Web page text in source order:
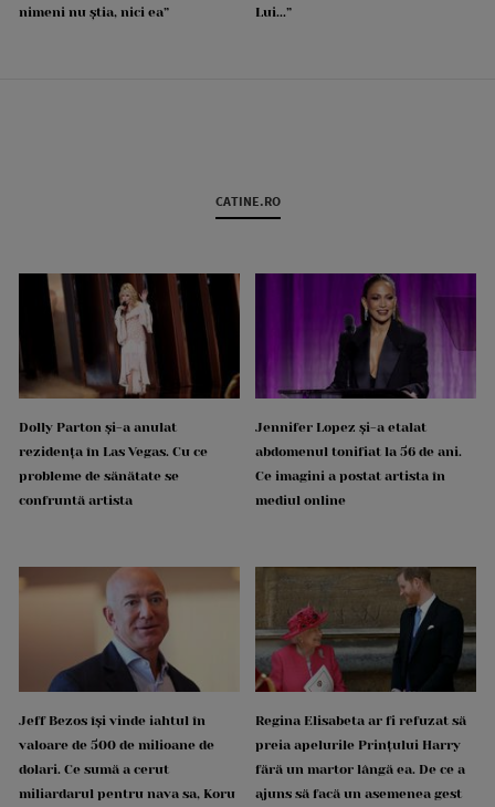
nimeni nu știa, nici ea”
Lui...”
CATINE.RO
Dolly Parton și-a anulat
rezidența în Las Vegas. Cu ce
probleme de sănătate se
confruntă artista
Jennifer Lopez și-a etalat
abdomenul tonifiat la 56 de ani.
Ce imagini a postat artista în
mediul online
Jeff Bezos își vinde iahtul în
valoare de 500 de milioane de
dolari. Ce sumă a cerut
miliardarul pentru nava sa, Koru
Regina Elisabeta ar fi refuzat să
preia apelurile Prințului Harry
fără un martor lângă ea. De ce a
ajuns să facă un asemenea gest